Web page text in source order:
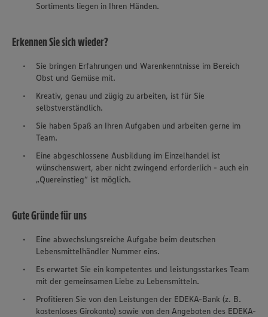
Sortiments liegen in Ihren Händen.
Erkennen Sie sich wieder?
Sie bringen Erfahrungen und Warenkenntnisse im Bereich
Obst und Gemüse mit.
Kreativ, genau und zügig zu arbeiten, ist für Sie
selbstverständlich.
Sie haben Spaß an Ihren Aufgaben und arbeiten gerne im
Team.
Eine abgeschlossene Ausbildung im Einzelhandel ist
wünschenswert, aber nicht zwingend erforderlich - auch ein
„Quereinstieg“ ist möglich.
Gute Gründe für uns
Eine abwechslungsreiche Aufgabe beim deutschen
Lebensmittelhändler Nummer eins.
Es erwartet Sie ein kompetentes und leistungsstarkes Team
mit der gemeinsamen Liebe zu Lebensmitteln.
Profitieren Sie von den Leistungen der EDEKA-Bank (z. B.
kostenloses Girokonto) sowie von den Angeboten des EDEKA-